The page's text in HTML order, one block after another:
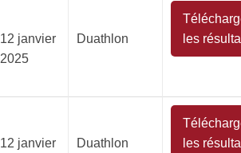
12 janvier
2025
Duathlon
les
12 janvier
Duathlon
les